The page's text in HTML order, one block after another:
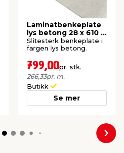
Laminatbenkeplate
lys betong 28 x 610 x
3000 mm
Slitesterk benkeplate i
fargen lys betong.
799,00pr. stk.
266,33pr. m.
Butikk
Se mer